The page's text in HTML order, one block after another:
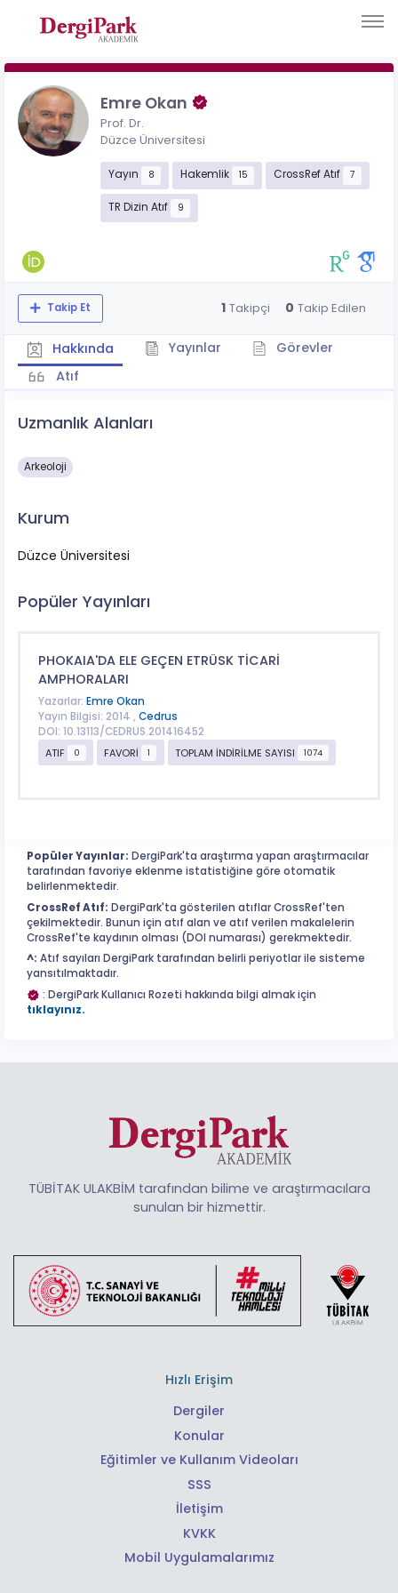
Emre Okan
Prof. Dr.
Düzce Üniversitesi
Yayın 8 Hakemlik 15 CrossRef Atıf 7
TR Dizin Atıf 9
Takip Et 1 Takipçi 0 Takip Edilen
Hakkında Yayınlar
Görevler
Atıf
Uzmanlık Alanları
Arkeoloji
Kurum
Düzce Üniversitesi
Popüler Yayınları
PHOKAIA'DA ELE GEÇEN ETRÜSK TİCARİ
AMPHORALARI
Yazarlar: Emre Okan
Yayın Bilgisi: 2014 , Cedrus
DOI: 10.13113/CEDRUS.201416452
ATIF
0 FAVORİ 1 TOPLAM İNDİRİLME SAYISI 1074
Popüler Yayınlar: DergiPark'ta araştırma yapan araştırmacılar
tarafından favoriye eklenme istatistiğine göre otomatik
belirlenmektedir.
CrossRef Atıf: DergiPark'ta gösterilen atıflar CrossRef'ten
çekilmektedir. Bunun için atıf alan ve atıf verilen makalelerin
CrossRef'te kaydının olması (DOI numarası) gerekmektedir.
^: Atıf sayıları DergiPark tarafından belirli periyotlar ile sisteme
yansıtılmaktadır.
: DergiPark Kullanıcı Rozeti hakkında bilgi almak için
tıklayınız.
TÜBİTAK ULAKBİM tarafından bilime ve araştırmacılara
sunulan bir hizmettir.
Hızlı Erişim
Dergiler
Konular
Eğitimler ve Kullanım Videoları
SSS
İletişim
KVKK
Mobil Uygulamalarımız